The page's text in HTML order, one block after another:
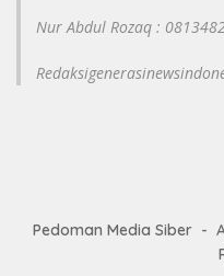
Nur Abdul Rozaq :
Pedoman Media Siber